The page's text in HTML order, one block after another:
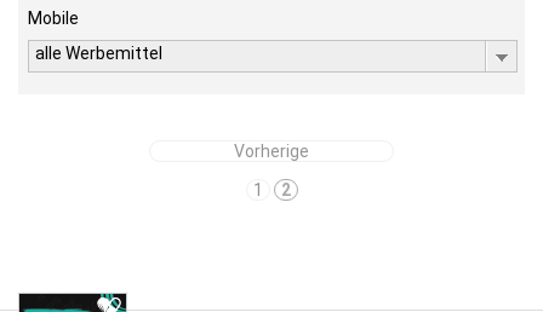
Mobile
alle Werbemittel
Vorherige
1
2